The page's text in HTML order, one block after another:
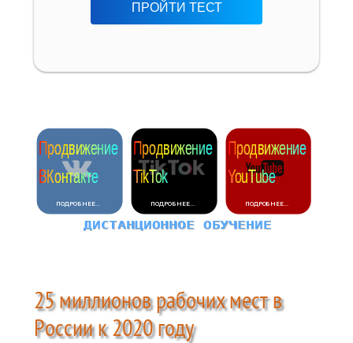
ПРОЙТИ ТЕСТ
25 миллионов рабочих мест в
России к 2020 году